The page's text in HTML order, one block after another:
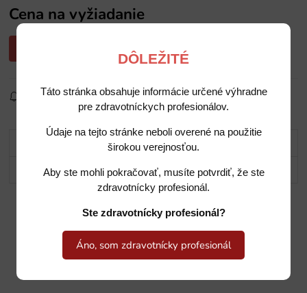
DÔLEŽITÉ
Táto stránka obsahuje informácie určené výhradne
pre zdravotníckych profesionálov.
Údaje na tejto stránke neboli overené na použitie
širokou verejnosťou.
Aby ste mohli pokračovať, musíte potvrdiť, že ste
zdravotnícky profesionál.
Ste zdravotnícky profesionál?
Áno, som zdravotnícky profesionál
Cena na vyžiadanie
Opýtajte sa nás na cenu
Sledovať produkt Pridať do obľúbených Zdielať
Popis
Potrebujete poradiť?